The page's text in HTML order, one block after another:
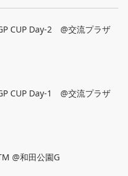
CUP Day-2 @交流プラザ
CUP Day-1 @交流プラザ
@和田公園G